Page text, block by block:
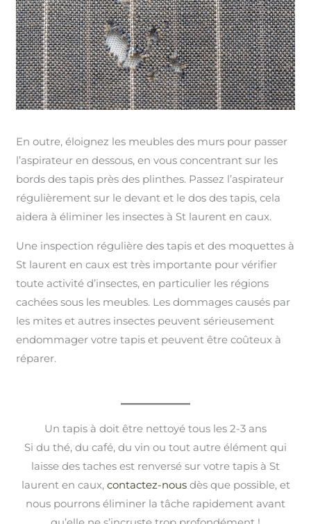
En outre, éloignez les meubles des murs pour passer
l’aspirateur en dessous, en vous concentrant sur les
bords des tapis près des plinthes. Passez l’aspirateur
régulièrement sur le devant et le dos des tapis, cela
aidera à éliminer les insectes à St laurent en caux.
Une inspection régulière des tapis et des moquettes à
St laurent en caux est très importante pour vérifier
toute activité d’insectes, en particulier les régions
cachées sous les meubles. Les dommages causés par
les mites et autres insectes peuvent sérieusement
endommager votre tapis et peuvent être coûteux à
réparer.
Un tapis à doit être nettoyé tous les 2-3 ans
Si du thé, du café, du vin ou tout autre élément qui
laisse des taches est renversé sur votre tapis à St
laurent en caux, contactez-nousdès que possible, et
nous pourrons éliminer la tâche rapidement avant